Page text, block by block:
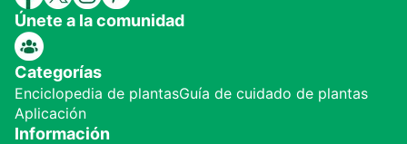
Únete a la comunidad
Categorías
Enciclopedia de plantasGuía de cuidado de plantas
Aplicación
Información